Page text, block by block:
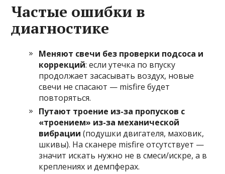
Частые ошибки в
диагностике
Меняют свечи без проверки подсоса и
коррекций: если утечка по впуску
продолжает засасывать воздух, новые
свечи не спасают — misfire будет
повторяться.
Путают троение из-за пропусков с
«троением» из-за механической
вибрации (подушки двигателя, маховик,
шкивы). На сканере misfire отсутствует —
значит искать нужно не в смеси/искре, а в
креплениях и демпферах.